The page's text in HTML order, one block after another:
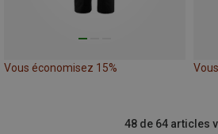
Vous économisez 15%
48 de 64 articles